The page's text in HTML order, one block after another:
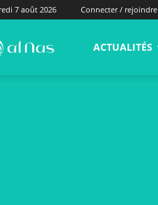
7 août 2026 Connecter / rejoindre
alNas.fr ACTUALITÉS